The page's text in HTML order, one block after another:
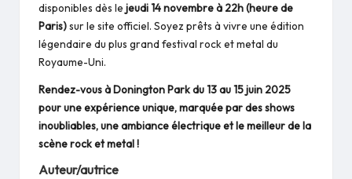
disponibles dès le jeudi 14 novembre à 22h (heure de
Paris)surle site officiel. Soyez prêts à vivre une édition
légendaire du plus grand festival rock et metal du
Royaume-Uni.
Rendez-vous à Donington Park du 13 au 15 juin 2025
pour une expérience unique, marquée par des shows
inoubliables, une ambiance électrique et le meilleur de la
scène rock et metal !
Auteur/autrice